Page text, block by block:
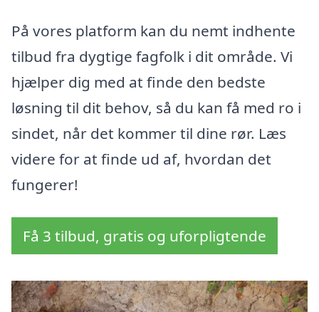
På vores platform kan du nemt indhente
tilbud fra dygtige fagfolk i dit område. Vi
hjælper dig med at finde den bedste
løsning til dit behov, så du kan få med ro i
sindet, når det kommer til dine rør. Læs
videre for at finde ud af, hvordan det
fungerer!
Få 3 tilbud, gratis og uforpligtende